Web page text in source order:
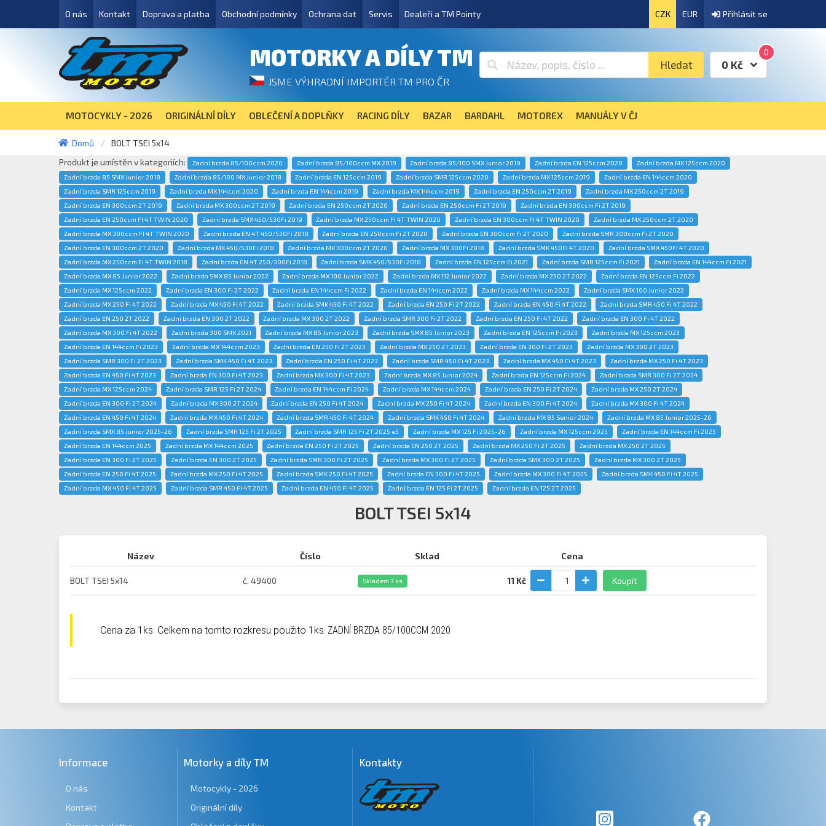
O nás Kontakt Doprava a platba Obchodní podmínky Ochrana dat Servis Dealeři a TM Pointy CZK EUR Přihlásit se
MOTORKY A DÍLY TM
JSME VÝHRADNÍ IMPORTÉR TM PRO ČR
Hledat
0
0 Kč
MOTOCYKLY - 2026 ORIGINÁLNÍ DÍLY OBLEČENÍ A DOPLŇKY RACING DÍLY BAZAR BARDAHL MOTOREX MANUÁLY V ČJ
Domů
BOLT TSEI 5x14
Produkt je umístěn v kategoriích:
Zadní brzda 85/100ccm 2020 Zadní brzda 85/100ccm MX 2019 Zadní brzda 85/100 SMX Junior 2019 Zadní brzda EN 125ccm 2020
Zadní brzda MX 125ccm 2020
Zadní brzda 85 SMX Junior 2018
Zadní brzda 85/100 MX Junior 2018 Zadní brzda EN 125ccm 2019 Zadní brzda SMR 125ccm 2020 Zadní brzda MX 125ccm 2019
Zadní brzda EN 144ccm 2020
Zadní brzda SMR 125ccm 2019
Zadní brzda MX 144ccm 2020 Zadní brzda EN 144ccm 2019 Zadní brzda MX 144ccm 2019 Zadní brzda EN 250ccm 2T 2019
Zadní brzda MX 250ccm 2T 2019
Zadní brzda EN 300ccm 2T 2019
Zadní brzda MX 300ccm 2T 2019 Zadní brzda EN 250ccm 2T 2020 Zadní brzda EN 250ccm Fi 2T 2019
Zadní brzda EN 300ccm Fi 2T 2019
Zadní brzda EN 250ccm FI 4T TWIN 2020
Zadní brzda SMX 450/530Fi 2019 Zadní brzda MX 250ccm FI 4T TWIN 2020 Zadní brzda EN 300ccm FI 4T TWIN 2020
Zadní brzda MX 250ccm 2T 2020
Zadní brzda MX 300ccm FI 4T TWIN 2020
Zadní brzda EN 4T 450/530Fi 2018 Zadní brzda EN 250ccm Fi 2T 2020 Zadní brzda EN 300ccm Fi 2T 2020
Zadní brzda SMR 300ccm Fi 2T 2020
Zadní brzda EN 300ccm 2T 2020
Zadní brzda MX 450/530Fi 2018 Zadní brzda MX 300ccm 2T 2020 Zadní brzda MX 300Fi 2018 Zadní brzda SMK 450FI 4T 2020
Zadní brzda SMX 450FI 4T 2020
Zadní brzda MX 250ccm Fi 4T TWIN 2018
Zadní brzda EN 4T 250/300Fi 2018 Zadní brzda SMX 450/530Fi 2018 Zadní brzda EN 125ccm Fi 2021 Zadní brzda SMR 125ccm Fi 2021
Zadní brzda EN 144ccm Fi 2021
Zadní brzda MX 85 Junior 2022
Zadní brzda SMX 85 Junior 2022 Zadní brzda MX 100 Junior 2022 Zadní brzda MX 112 Junior 2022 Zadní brzda MX 250 2T 2022
Zadní brzda EN 125ccm Fi 2022
Zadní brzda MX 125ccm 2022
Zadní brzda EN 300 Fi 2T 2022 Zadní brzda EN 144ccm Fi 2022 Zadní brzda EN 144ccm 2022 Zadní brzda MX 144ccm 2022
Zadní brzda SMX 100 Junior 2022
Zadní brzda MX 250 Fi 4T 2022
Zadní brzda MX 450 Fi 4T 2022 Zadní brzda SMK 450 Fi 4T 2022 Zadní brzda EN 250 Fi 2T 2022 Zadní brzda EN 450 Fi 4T 2022
Zadní brzda SMR 450 Fi 4T 2022
Zadní brzda EN 250 2T 2022
Zadní brzda EN 300 2T 2022 Zadní brzda MX 300 2T 2022 Zadní brzda SMR 300 Fi 2T 2022 Zadní brzda EN 250 Fi 4T 2022
Zadní brzda EN 300 Fi 4T 2022
Zadní brzda MX 300 Fi 4T 2022
Zadní brzda 300 SMX 2021 Zadní brzda MX 85 Junior 2023 Zadní brzda SMX 85 Junior 2023 Zadní brzda EN 125ccm Fi 2023
Zadní brzda MX 125ccm 2023
Zadní brzda EN 144ccm Fi 2023
Zadní brzda MX 144ccm 2023 Zadní brzda EN 250 Fi 2T 2023 Zadní brzda MX 250 2T 2023 Zadní brzda EN 300 Fi 2T 2023
Zadní brzda MX 300 2T 2023
Zadní brzda SMR 300 Fi 2T 2023
Zadní brzda SMK 450 Fi 4T 2023 Zadní brzda EN 250 Fi 4T 2023 Zadní brzda SMR 450 Fi 4T 2023 Zadní brzda MX 450 Fi 4T 2023
Zadní brzda MX 250 Fi 4T 2023
Zadní brzda EN 450 Fi 4T 2023
Zadní brzda EN 300 Fi 4T 2023 Zadní brzda MX 300 Fi 4T 2023 Zadní brzda MX 85 Junior 2024 Zadní brzda EN 125ccm Fi 2024
Zadní brzda SMR 300 Fi 2T 2024
Zadní brzda MX 125ccm 2024
Zadní brzda SMR 125 Fi 2T 2024 Zadní brzda EN 144ccm Fi 2024 Zadní brzda MX 144ccm 2024 Zadní brzda EN 250 Fi 2T 2024
Zadní brzda MX 250 2T 2024
Zadní brzda EN 300 Fi 2T 2024
Zadní brzda MX 300 2T 2024 Zadní brzda EN 250 Fi 4T 2024 Zadní brzda MX 250 Fi 4T 2024 Zadní brzda EN 300 Fi 4T 2024
Zadní brzda MX 300 Fi 4T 2024
Zadní brzda EN 450 Fi 4T 2024
Zadní brzda MX 450 Fi 4T 2024 Zadní brzda SMR 450 Fi 4T 2024 Zadní brzda SMK 450 Fi 4T 2024 Zadní brzda MX 85 Senior 2024
Zadní brzda MX 85 Junior 2025-26
Zadní brzda SMX 85 Junior 2025-26
Zadní brzda SMR 125 Fi 2T 2025 Zadní brzda SMR 125 Fi 2T 2025 e5 Zadní brzda MX 125 Fi 2025-26 Zadní brzda MX 125ccm 2025
Zadní brzda EN 144ccm Fi 2025
Zadní brzda EN 144ccm 2025
Zadní brzda MX 144ccm 2025 Zadní brzda EN 250 Fi 2T 2025 Zadní brzda EN 250 2T 2025 Zadní brzda MX 250 Fi 2T 2025
Zadní brzda MX 250 2T 2025
Zadní brzda EN 300 Fi 2T 2025
Zadní brzda EN 300 2T 2025 Zadní brzda SMR 300 Fi 2T 2025 Zadní brzda MX 300 Fi 2T 2025 Zadní brzda SMX 300 2T 2025
Zadní brzda MX 300 2T 2025
Zadní brzda EN 250 Fi 4T 2025
Zadní brzda MX 250 Fi 4T 2025 Zadní brzda SMK 250 Fi 4T 2025 Zadní brzda EN 300 Fi 4T 2025 Zadní brzda MX 300 Fi 4T 2025
Zadní brzda SMK 450 Fi 4T 2025
Zadní brzda MX 450 Fi 4T 2025
Zadní brzda SMR 450 Fi 4T 2025 Zadní brzda EN 450 Fi 4T 2025 Zadní brzda EN 125 Fi 2T 2025 Zadní brzda EN 125 2T 2025
BOLT TSEI 5x14
Název Číslo Sklad Cena
BOLT TSEI 5x14 č. 49400 Skladem 3 ks 11 Kč Koupit
Cena za 1ks. Celkem na tomto rozkresu použito 1 ks. ZADNÍ BRZDA 85/100CCM 2020
Informace
O nás
Kontakt
Motorky a díly TM
Motocykly - 2026
Originální díly
Kontakty